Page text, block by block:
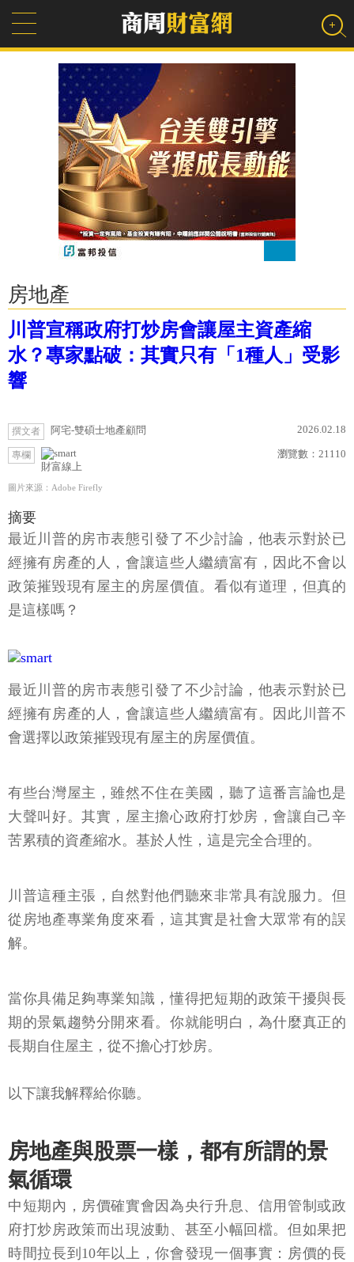
房地產
川普宣稱政府打炒房會讓屋主資產縮
水？專家點破：其實只有「1種人」受影
響
撰文者 阿宅-雙碩士地產顧問 2026.02.18
專欄
財富線上
瀏覽數： 21110
圖片來源：Adobe Firefly
摘要
最近川普的房市表態引發了不少討論，他表示對於已
經擁有房產的人，會讓這些人繼續富有，因此不會以
政策摧毀現有屋主的房屋價值。看似有道理，但真的
是這樣嗎？
最近川普的房市表態引發了不少討論，他表示對於已
經擁有房產的人，會讓這些人繼續富有。因此川普不
會選擇以政策摧毀現有屋主的房屋價值。
有些台灣屋主，雖然不住在美國，聽了這番言論也是
大聲叫好。其實，屋主擔心政府打炒房，會讓自己辛
苦累積的資產縮水。基於人性，這是完全合理的。
川普這種主張，自然對他們聽來非常具有說服力。但
從房地產專業角度來看，這其實是社會大眾常有的誤
解。​
當你具備足夠專業知識，懂得把短期的政策干擾與長
期的景氣趨勢分開來看。你就能明白，為什麼真正的
長期自住屋主，從不擔心打炒房。
以下讓我解釋給你聽。
房地產與股票一樣，都有所謂的景
氣循環
中短期內，房價確實會因為央行升息、信用管制或政
府打炒房政策而出現波動、甚至小幅回檔。但如果把
時間拉長到10年以上，你會發現一個事實：房價的長